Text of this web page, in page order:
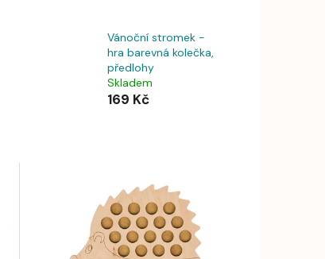
Vánoční stromek -
hra barevná kolečka,
předlohy
Skladem
169 Kč